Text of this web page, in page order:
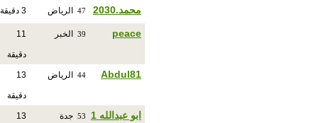
محمد.2030 47 الرياض 3 دقيقة
peace
39 الخبر 11
دقيقة
Abdul81
44 الرياض 13
دقيقة
ابو عبدالله 1 53 جدة 13